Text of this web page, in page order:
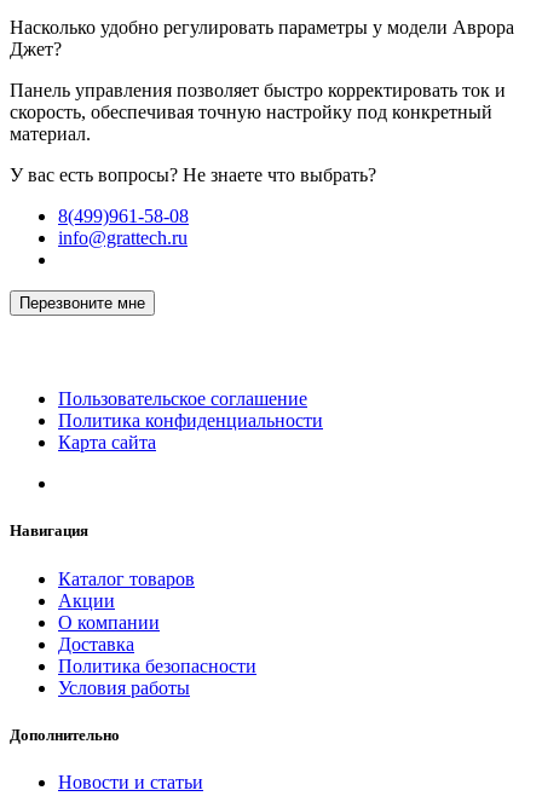
Насколько удобно регулировать параметры у модели Аврора
Джет?
Панель управления позволяет быстро корректировать ток и
скорость, обеспечивая точную настройку под конкретный
материал.
У вас есть вопросы? Не знаете что выбрать?
8(499)961-58-08
info@grattech.ru
Перезвоните мне
Пользовательское соглашение
Политика конфиденциальности
Карта сайта
Навигация
Каталог товаров
Акции
О компании
Доставка
Политика безопасности
Условия работы
Дополнительно
Новости и статьи